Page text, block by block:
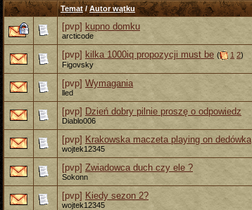
Temat/Autor wątku
[pvp] kupno domku
arcticode
[pvp] kilka 1000iq propozycji must be ( 1 2)
Figovsky
[pvp] Wymagania
lled
[pvp] Dzień dobry pilnie proszę o odpowiedz
Diablo006
[pvp] Krakowska maczeta playing on dedówka
wojtek12345
[pvp] Zwiadowca duch czy ele ?
Sokonn
[pvp] Kiedy sezon 2?
wojtek12345